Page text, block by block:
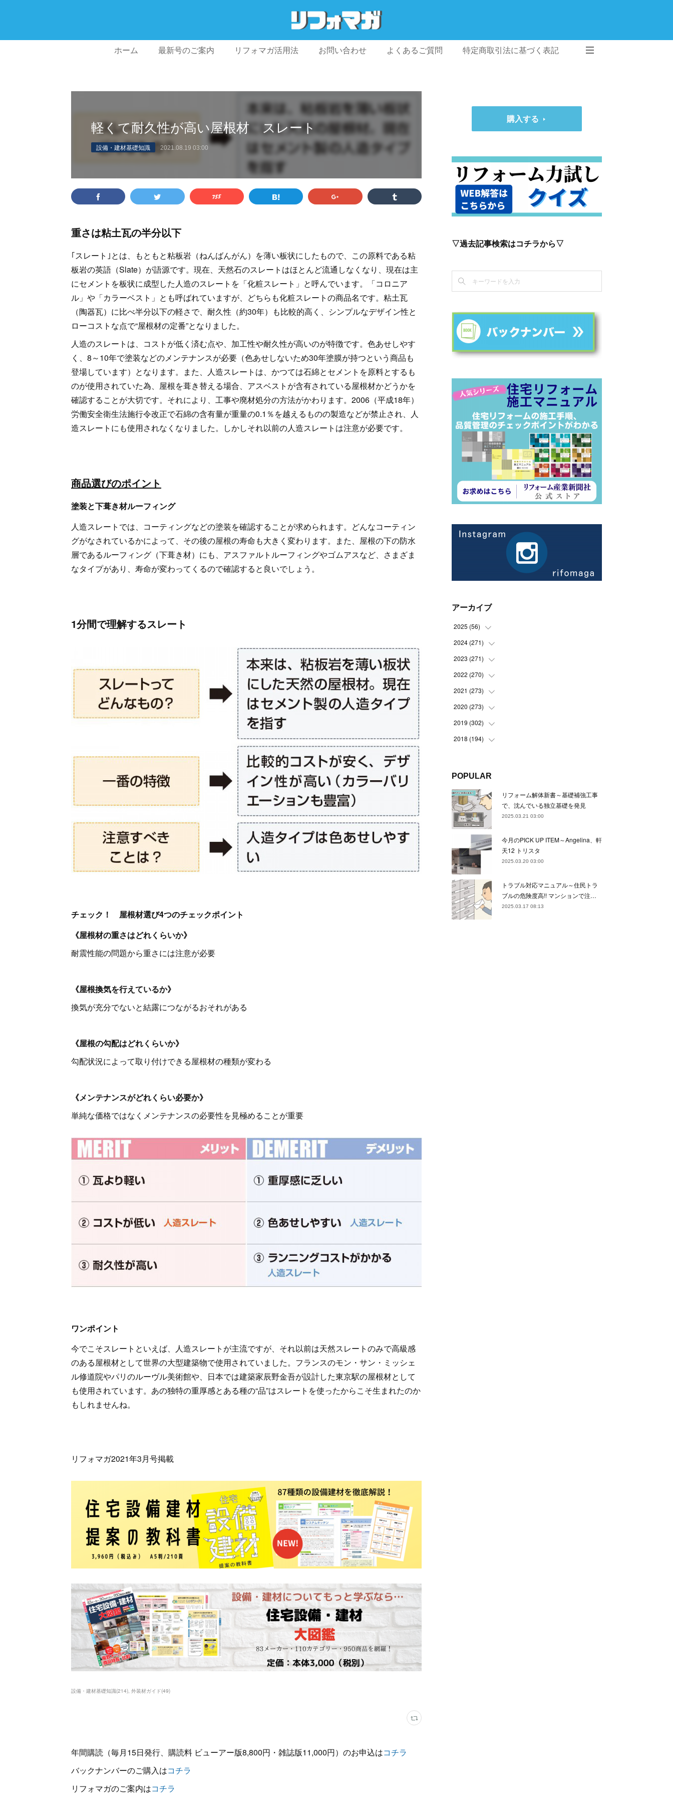
ホーム 最新号のご案内 リフォマガ活用法 お問い合わせ よくあるご質問 特定商取引法に基づく表記
軽くて耐久性が高い屋根材 スレート
設備・建材基礎知識 2021.08.19 03:00
重さは粘土瓦の半分以下
｢スレート｣とは、もともと粘板岩（ねんばんがん）を薄い板状にしたもので、この原料である粘
板岩の英語（Slate）が語源です。現在、天然石のスレートはほとんど流通しなくなり、現在は主
にセメントを板状に成型した人造のスレートを「化粧スレート」と呼んでいます。「コロニア
ル」や「カラーベスト」とも呼ばれていますが、どちらも化粧スレートの商品名です。粘土瓦
（陶器瓦）に比べ半分以下の軽さで、耐久性（約30年）も比較的高く、シンプルなデザイン性と
ローコストな点で“屋根材の定番”となりました。
人造のスレートは、コストが低く済む点や、加工性や耐久性が高いのが特徴です。色あせしやす
く、8～10年で塗装などのメンテナンスが必要（色あせしないため30年塗膜が持つという商品も
登場しています）となります。また、人造スレートは、かつては石綿とセメントを原料とするも
のが使用されていた為、屋根を葺き替える場合、アスベストが含有されている屋根材かどうかを
確認することが大切です。それにより、工事や廃材処分の方法がかわります。2006（平成18年）
労働安全衛生法施行令改正で石綿の含有量が重量の0.1％を越えるものの製造などが禁止され、人
造スレートにも使用されなくなりました。しかしそれ以前の人造スレートは注意が必要です。
商品選びのポイント
塗装と下葺き材ルーフィング
人造スレートでは、コーティングなどの塗装を確認することが求められます。どんなコーティン
グがなされているかによって、その後の屋根の寿命も大きく変わります。また、屋根の下の防水
層であるルーフィング（下葺き材）にも、アスファルトルーフィングやゴムアスなど、さまざま
なタイプがあり、寿命が変わってくるので確認すると良いでしょう。
1分間で理解するスレート
チェック！ 屋根材選び4つのチェックポイント
《屋根材の重さはどれくらいか》
耐震性能の問題から重さには注意が必要
《屋根換気を行えているか》
換気が充分でないと結露につながるおそれがある
《屋根の勾配はどれくらいか》
勾配状況によって取り付けできる屋根材の種類が変わる
《メンテナンスがどれくらい必要か》
単純な価格ではなくメンテナンスの必要性を見極めることが重要
ワンポイント
今でこそスレートといえば、人造スレートが主流ですが、それ以前は天然スレートのみで高級感
のある屋根材として世界の大型建築物で使用されていました。フランスのモン・サン・ミッシェ
ル修道院やパリのルーヴル美術館や、日本では建築家辰野金吾が設計した東京駅の屋根材として
も使用されています。あの独特の重厚感とある種の“品”はスレートを使ったからこそ生まれたのか
もしれませんね。
リフォマガ2021年3月号掲載
設備・建材基礎知識(214) 外装材ガイド(49)
年間購読（毎月15日発行、購読料 ビューアー版8,800円・雑誌版11,000円）のお申込はコチラ
バックナンバーのご購入はコチラ
リフォマガのご案内はコチラ
購入する
▽過去記事検索はコチラから▽
アーカイブ
2025 (56)
(14
(21
(21
2024 (271)
(21
(22
(23
(22
(23
(24
(22)
(22 )
(25)
2023 (271)
(22
(23
(23
(21
(24
(21)
(24)
(21)
(23)
2022 (270)
(23
(23
(22
(23
(23)
(22)
(24)
(21)
2021 (273)
(24
(23
(22
(23)
(22)
(23)
(24)
(22
2020 (273)
(24
(22
(24)
(24)
(23)
(21)
(
(21)
24)
2019 (302)
(23
(21)
(27)
(22)
(33)
( 28
(31)
27)
(21)
2018 (194)
(32
(36)
)
(34)
( 8
POPULAR
リフォーム解体新書～基礎補強工事
で、沈んでいる独立基礎を発見
2025.03.21 03:00
今月のPICK UP ITEM～Angelina、軒
天12 トリスタ
2025.03.20 03:00
トラブル対応マニュアル～住民トラ
ブルの危険度高!! マンションで注…
2025.03.17 08:13